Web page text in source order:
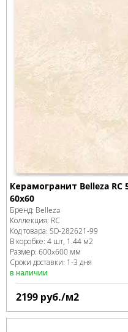
Керамогранит Belleza RC
60х60
Бренд: Belleza
Коллекция: RС
Код товара: SD-282621-99
В коробке: 4 шт, 1.44 м2
Размер: 600x600 мм
Сроки доставки: 1-3 дня
в наличии
2199 руб./м2